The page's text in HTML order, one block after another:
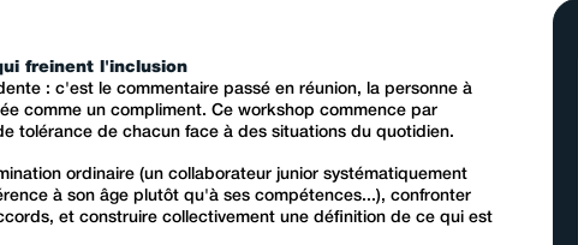
freinent l'inclusion
: c'est le commentaire passé en réunion, la personne à
comme un compliment. Ce workshop commence par
tolérance de chacun face à des situations du quotidien.
ordinaire (un collaborateur junior systématiquement
à son âge plutôt qu'à ses compétences...), confronter
et construire collectivement une définition de ce qui est